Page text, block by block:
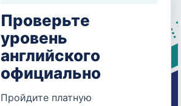
Проверьте
уровень
английского
официально
Пройдите платную